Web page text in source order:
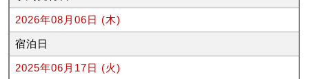
2026年08月06日 (木)
宿泊日
2025年06月17日 (火)